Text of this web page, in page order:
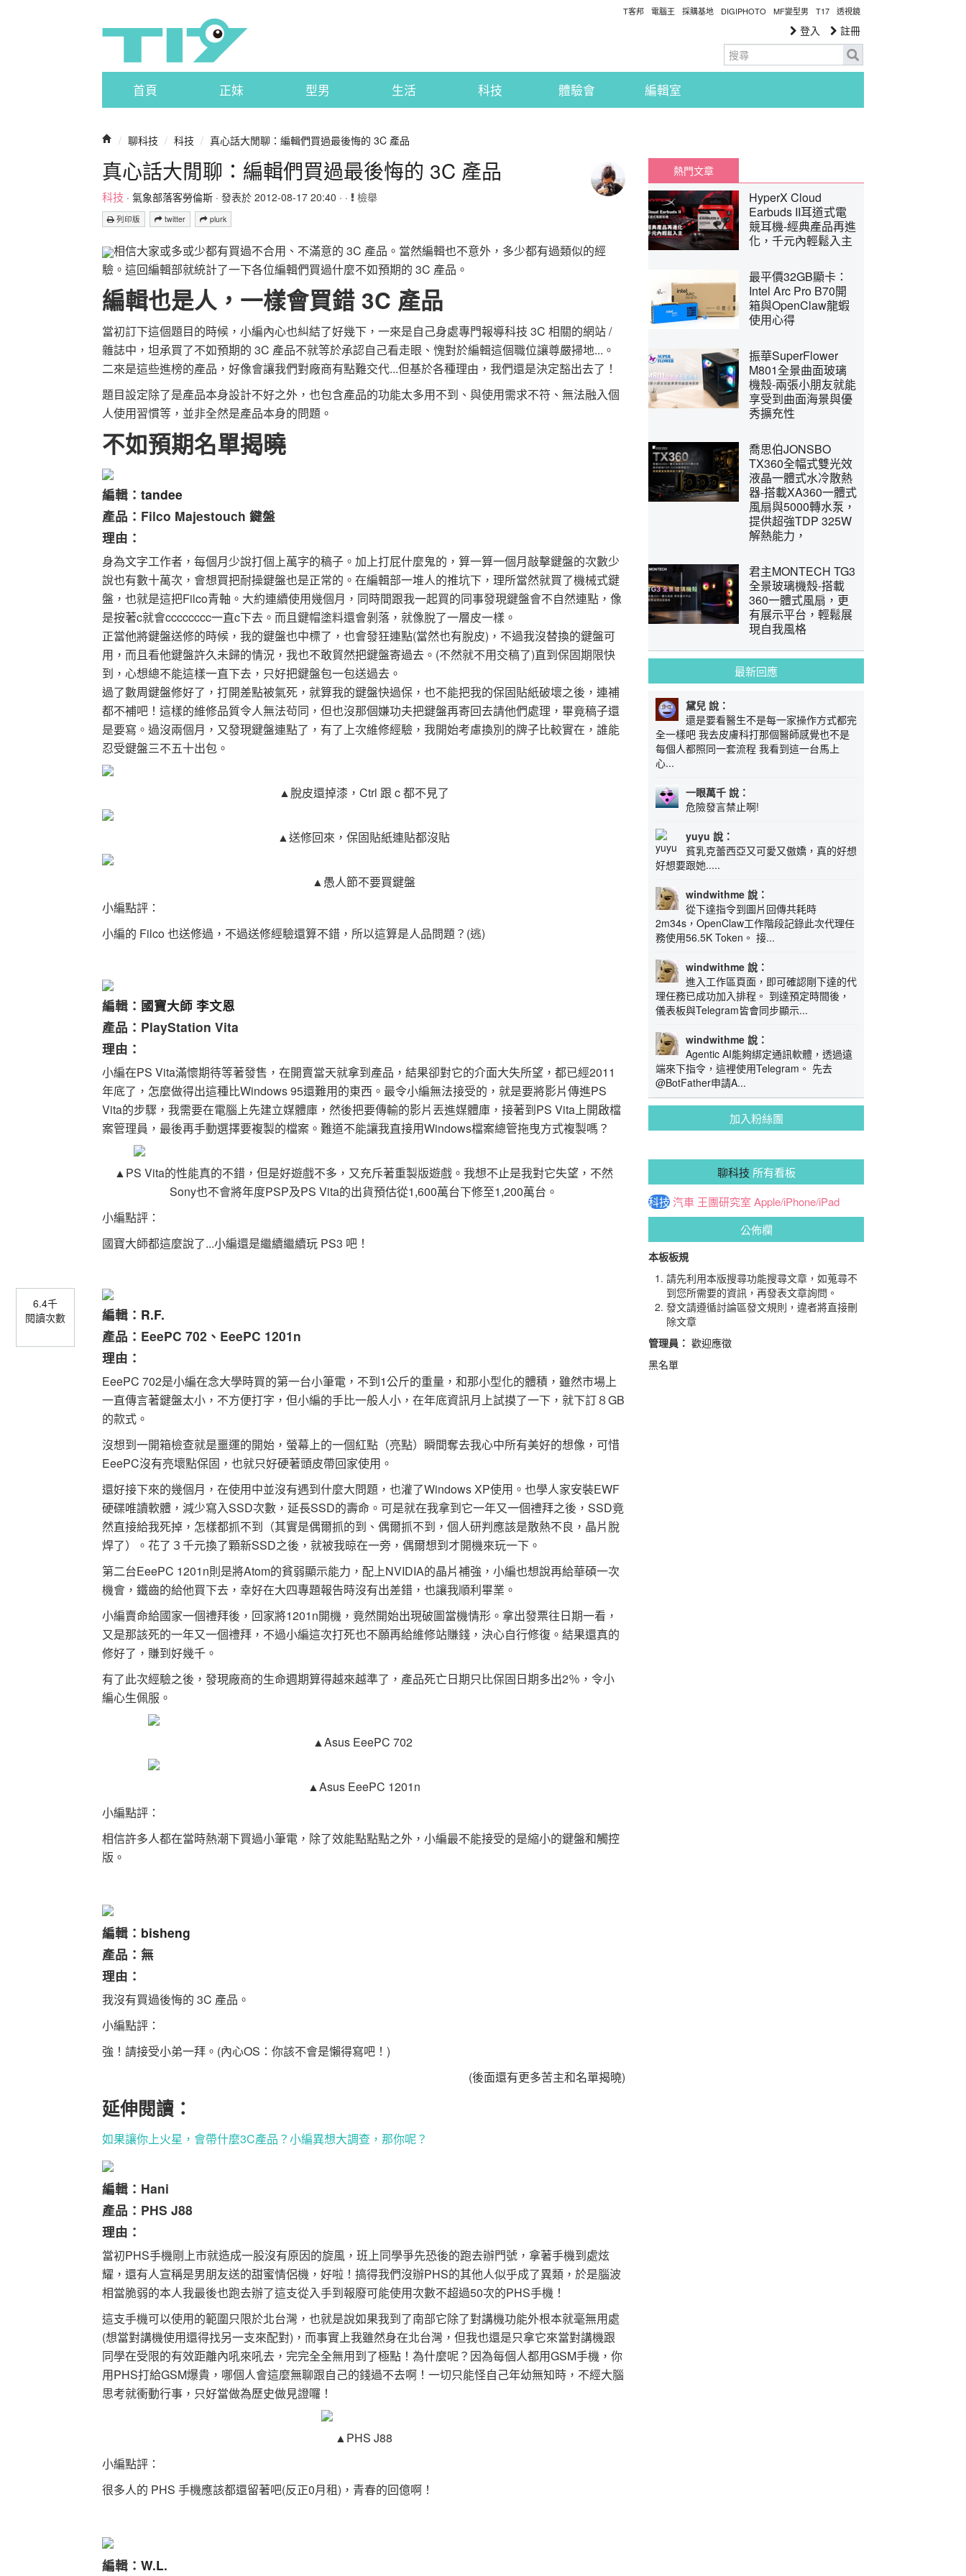
T客邦 電腦王 採購基地 DIGIPHOTO MF變型男 T17 透視鏡
登入 註冊
首頁 正妹 型男 生活 科技 體驗會 編輯室
/ 聊科技 / 科技 / 真心話大閒聊：編輯們買過最後悔的 3C 產品
真心話大閒聊：編輯們買過最後悔的 3C 產品
科技 · 氣象部落客勞倫斯 · 發表於 2012-08-17 20:40 · · 檢舉
列印版 twitter plurk
6.4千
閱讀次數
相信大家或多或少都有買過不合用、不滿意的 3C 產品。當然編輯也不意外，多少都有過類似的經
驗。這回編輯部就統計了一下各位編輯們買過什麼不如預期的 3C 產品。
編輯也是人，一樣會買錯 3C 產品
當初訂下這個題目的時候，小編內心也糾結了好幾下，一來是自己身處專門報導科技 3C 相關的網站 /
雜誌中，坦承買了不如預期的 3C 產品不就等於承認自己看走眼、愧對於編輯這個職位讓尊嚴掃地...。
二來是這些進榜的產品，好像會讓我們對廠商有點難交代...但基於各種理由，我們還是決定豁出去了！
題目設定除了是產品本身設計不好之外，也包含產品的功能太多用不到、與使用需求不符、無法融入個
人使用習慣等，並非全然是產品本身的問題。
不如預期名單揭曉
編輯： tandee
產品：Filco Majestouch 鍵盤
理由：
身為文字工作者，每個月少說打個上萬字的稿子。加上打屁什麼鬼的，算一算一個月敲擊鍵盤的次數少
說也有數十萬次，會想買把耐操鍵盤也是正常的。在編輯部一堆人的推坑下，理所當然就買了機械式鍵
盤，也就是這把Filco青軸。大約連續使用幾個月，同時間跟我一起買的同事發現鍵盤會不自然連點，像
是按著c就會cccccccc一直c下去。而且鍵帽塗料還會剝落，就像脫了一層皮一樣。
正當他將鍵盤送修的時候，我的鍵盤也中標了，也會發狂連點(當然也有脫皮)，不過我沒替換的鍵盤可
用，而且看他鍵盤許久未歸的情況，我也不敢貿然把鍵盤寄過去。(不然就不用交稿了)直到保固期限快
到，心想總不能這樣一直下去，只好把鍵盤包一包送過去。
過了數周鍵盤修好了，打開差點被氣死，就算我的鍵盤快過保，也不能把我的保固貼紙破壞之後，連補
都不補吧！這樣的維修品質令人無法茍同，但也沒那個嫌功夫把鍵盤再寄回去請他們處理，畢竟稿子還
是要寫。過沒兩個月，又發現鍵盤連點了，有了上次維修經驗，我開始考慮換別的牌子比較實在，誰能
忍受鍵盤三不五十出包。
▲脫皮還掉漆，Ctrl 跟 c 都不見了
▲送修回來，保固貼紙連貼都沒貼
▲愚人節不要買鍵盤
小編點評：
小編的 Filco 也送修過，不過送修經驗還算不錯，所以這算是人品問題？(逃)
編輯： 國寶大師 李文恩
產品：PlayStation Vita
理由：
小編在PS Vita滿懷期待等著發售，在開賣當天就拿到產品，結果卻對它的介面大失所望，都已經2011
年底了，怎麼做得出這種比Windows 95還難用的東西。最令小編無法接受的，就是要將影片傳進PS
Vita的步驟，我需要在電腦上先建立媒體庫，然後把要傳輸的影片丟進媒體庫，接著到PS Vita上開啟檔
案管理員，最後再手動選擇要複製的檔案。難道不能讓我直接用Windows檔案總管拖曳方式複製嗎？
▲PS Vita的性能真的不錯，但是好遊戲不多，又充斥著重製版遊戲。我想不止是我對它失望，不然
Sony也不會將年度PSP及PS Vita的出貨預估從1,600萬台下修至1,200萬台。
小編點評：
國寶大師都這麼說了...小編還是繼續繼續玩 PS3 吧！
編輯： R.F.
產品：EeePC 702、EeePC 1201n
理由：
EeePC 702是小編在念大學時買的第一台小筆電，不到1公斤的重量，和那小型化的體積，雖然市場上
一直傳言著鍵盤太小，不方便打字，但小編的手比一般人小，在年底資訊月上試摸了一下，就下訂８GB
的款式。
沒想到一開箱檢查就是噩運的開始，螢幕上的一個紅點（亮點）瞬間奪去我心中所有美好的想像，可惜
EeePC沒有亮壞點保固，也就只好硬著頭皮帶回家使用。
還好接下來的幾個月，在使用中並沒有遇到什麼大問題，也灌了Windows XP使用。也學人家安裝EWF
硬碟唯讀軟體，減少寫入SSD次數，延長SSD的壽命。可是就在我拿到它一年又一個禮拜之後，SSD竟
然直接給我死掉，怎樣都抓不到（其實是偶爾抓的到、偶爾抓不到，個人研判應該是散熱不良，晶片脫
焊了）。花了３千元換了顆新SSD之後，就被我晾在一旁，偶爾想到才開機來玩一下。
第二台EeePC 1201n則是將Atom的貧弱顯示能力，配上NVIDIA的晶片補強，小編也想說再給華碩一次
機會，鐵齒的給他買下去，幸好在大四專題報告時沒有出差錯，也讓我順利畢業。
小編賣命給國家一個禮拜後，回家將1201n開機，竟然開始出現破圖當機情形。拿出發票往日期一看，
又是那該死的一年又一個禮拜，不過小編這次打死也不願再給維修站賺錢，決心自行修復。結果還真的
修好了，賺到好幾千。
有了此次經驗之後，發現廠商的生命週期算得越來越準了，產品死亡日期只比保固日期多出2％，令小
編心生佩服。
▲Asus EeePC 702
▲Asus EeePC 1201n
小編點評：
相信許多人都在當時熱潮下買過小筆電，除了效能點點點之外，小編最不能接受的是縮小的鍵盤和觸控
版。
編輯： bisheng
產品：無
理由：
我沒有買過後悔的 3C 產品。
小編點評：
強！請接受小弟一拜。(內心OS：你該不會是懶得寫吧！)
(後面還有更多苦主和名單揭曉)
延伸閱讀：
如果讓你上火星，會帶什麼3C產品？小編異想大調查，那你呢？
編輯：Hani
產品：PHS J88
理由：
當初PHS手機剛上市就造成一股沒有原因的旋風，班上同學爭先恐後的跑去辦門號，拿著手機到處炫
耀，還有人宣稱是男朋友送的甜蜜情侶機，好啦！搞得我們沒辦PHS的其他人似乎成了異類，於是腦波
相當脆弱的本人我最後也跑去辦了這支從入手到報廢可能使用次數不超過50次的PHS手機！
這支手機可以使用的範圍只限於北台灣，也就是說如果我到了南部它除了對講機功能外根本就毫無用處
(想當對講機使用還得找另一支來配對)，而事實上我雖然身在北台灣，但我也還是只拿它來當對講機跟
同學在受限的有效距離內吼來吼去，完完全全無用到了極點！為什麼呢？因為每個人都用GSM手機，你
用PHS打給GSM爆貴，哪個人會這麼無聊跟自己的錢過不去啊！一切只能怪自己年幼無知時，不經大腦
思考就衝動行事，只好當做為歷史做見證囉！
▲PHS J88
小編點評：
很多人的 PHS 手機應該都還留著吧(反正0月租)，青春的回億啊！
編輯： W.L.
熱門文章
HyperX Cloud
Earbuds II耳道式電
競耳機-經典產品再進
化，千元內輕鬆入主
最平價32GB顯卡：
Intel Arc Pro B70開
箱與OpenClaw龍蝦
使用心得
振華SuperFlower
M801全景曲面玻璃
機殼-兩張小朋友就能
享受到曲面海景與優
秀擴充性
喬思伯JONSBO
TX360全幅式雙光效
液晶一體式水冷散熱
器-搭載XA360一體式
風扇與5000轉水泵，
提供超強TDP 325W
解熱能力，
君主MONTECH TG3
全景玻璃機殼-搭載
360一體式風扇，更
有展示平台，輕鬆展
現自我風格
最新回應
黛兒 說：
還是要看醫生不是每一家操作方式都完
全一樣吧 我去皮膚科打那個醫師感覺也不是
每個人都照同一套流程 我看到這一台馬上
心...
一眼萬千 說：
危險發言禁止啊!
yuyu 說：
貧乳克蕾西亞又可愛又傲嬌，真的好想
好想要跟她.....
windwithme 說：
從下達指令到圖片回傳共耗時
2m34s，OpenClaw工作階段記錄此次代理任
務使用56.5K Token。 接...
windwithme 說：
進入工作區頁面，即可確認剛下達的代
理任務已成功加入排程。 到達預定時間後，
儀表板與Telegram皆會同步顯示...
windwithme 說：
Agentic AI能夠綁定通訊軟體，透過遠
端來下指令，這裡使用Telegram。 先去
@BotFather申請A...
加入粉絲團
聊科技 所有看板
科技汽車 王團研究室 Apple/iPhone/iPad
公佈欄
本板板規
請先利用本版搜尋功能搜尋文章，如蒐尋不
到您所需要的資訊，再發表文章詢問。
發文請遵循討論區發文規則，違者將直接刪
除文章
管理員： 歡迎應徵
黑名單